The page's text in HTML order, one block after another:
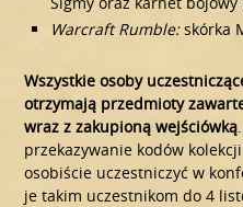
Warcraft Rumble:skórka
Wszystkie osoby
otrzymają przedmioty
wraz z zakupioną wejściówką
przekazywanie kodów
osobiście uczestniczyć w
je takim uczestnikom do 4